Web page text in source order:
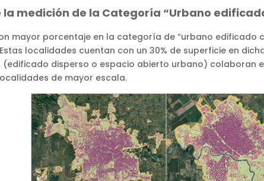
medición de la Categoría “Urbano
mayor porcentaje en la categoría de “urbano edificado
localidades cuentan con un 30% de superficie en
disperso o espacio abierto urbano) colaboran
de mayor escala.